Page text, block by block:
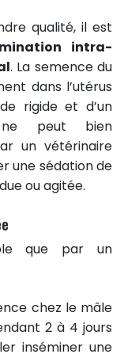
qualité, il est
intra-
. La semence du
dans l’utérus
rigide et d’un
ne peut bien
un vétérinaire
une sédation de
ou agitée.
que par un
chez le mâle
2 à 4 jours
inséminer une